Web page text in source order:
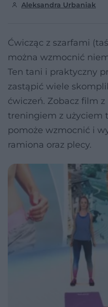
Aleksandra Urbaniak
Ćwicząc z szarfami
można wzmocnić
Ten tani i praktyczny
zastąpić wiele
ćwiczeń. Zobacz film z
treningiem z użyciem
pomoże wzmocnić i
ramiona oraz plecy.